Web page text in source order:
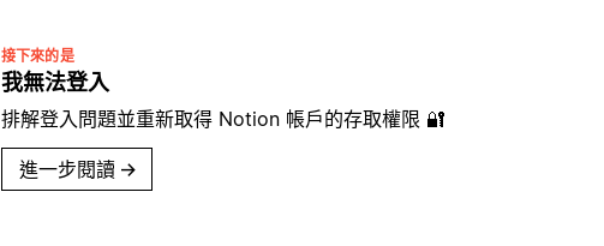
接下來的是
我無法登入
排解登入問題並重新取得 Notion 帳戶的存取權限 🔐
進一步閱讀 →